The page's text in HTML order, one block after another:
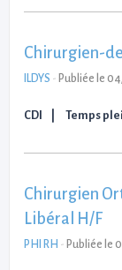
Chirurgien-
ILDYS - Publiée le
CDI Temps
Chirurgien
Libéral H/F
PHI RH - Publiée le